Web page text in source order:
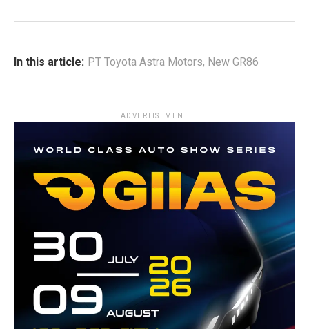
In this article: PT Toyota Astra Motors, New GR86
ADVERTISEMENT